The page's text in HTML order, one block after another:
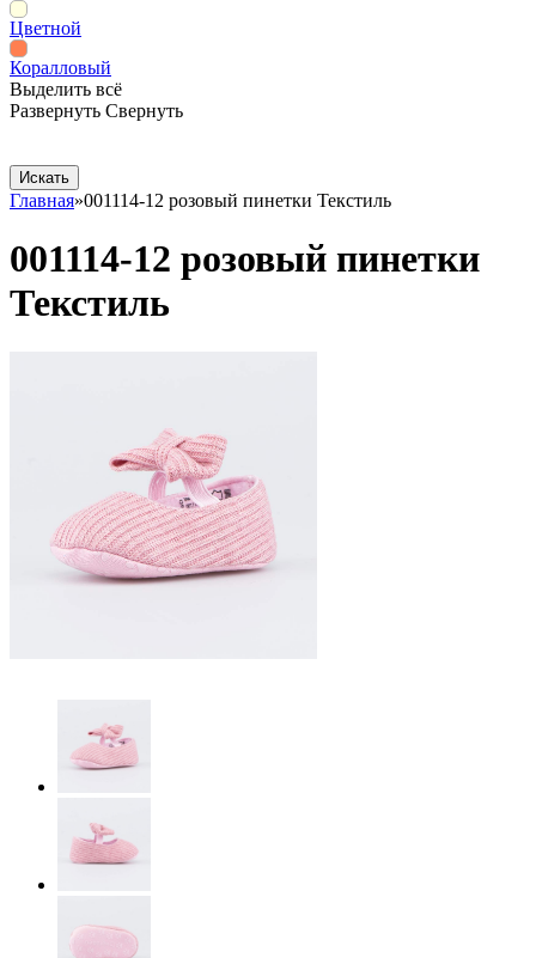
Цветной
Коралловый
Выделить всё
Развернуть Свернуть
Главная»001114-12 розовый пинетки Текстиль
001114-12 розовый пинетки
Текстиль